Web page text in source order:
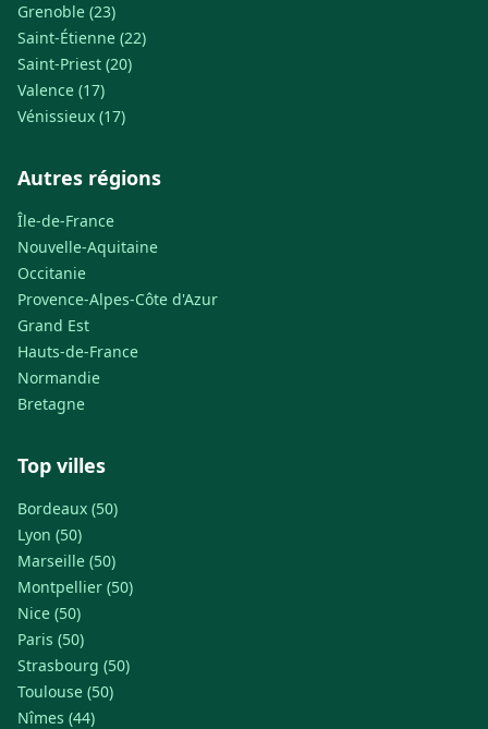
Grenoble (23)
Saint-Étienne (22)
Saint-Priest (20)
Valence (17)
Vénissieux (17)
Autres régions
Île-de-France
Nouvelle-Aquitaine
Occitanie
Provence-Alpes-Côte d'Azur
Grand Est
Hauts-de-France
Normandie
Bretagne
Top villes
Bordeaux (50)
Lyon (50)
Marseille (50)
Montpellier (50)
Nice (50)
Paris (50)
Strasbourg (50)
Toulouse (50)
Nîmes (44)